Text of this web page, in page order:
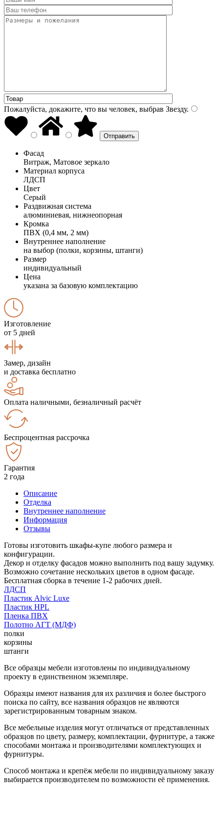
Пожалуйста, докажите, что вы человек, выбрав Звезду.
Фасад
Витраж, Матовое зеркало
Материал корпуса
ЛДСП
Цвет
Серый
Раздвижная система
алюминиевая, нижнеопорная
Кромка
ПВХ (0,4 мм, 2 мм)
Внутреннее наполнение
на выбор (полки, корзины, штанги)
Размер
индивидуальный
Цена
указана за базовую комплектацию
Изготовление
от 5 дней
Замер, дизайн
и доставка бесплатно
Оплата наличными, безналичный расчёт
Беспроцентная рассрочка
Гарантия
2 года
Описание
Отделка
Внутреннее наполнение
Информация
Отзывы
Готовы изготовить шкафы-купе любого размера и
конфигурации.
Декор и отделку фасадов можно выполнить под вашу задумку.
Возможно сочетание нескольких цветов в одном фасаде.
Бесплатная сборка в течение 1-2 рабочих дней.
ЛДСП
Пластик Alvic Luxe
Пластик HPL
Пленка ПВХ
Полотно АГТ (МДФ)
полки
корзины
штанги
Все образцы мебели изготовлены по индивидуальному
проекту в единственном экземпляре.
Образцы имеют названия для их различия и более быстрого
поиска по сайту, все названия образцов не являются
зарегистрированным товарным знаком.
Все мебельные изделия могут отличаться от представленных
образцов по цвету, размеру, комплектации, фурнитуре, а также
способами монтажа и производителями комплектующих и
фурнитуры.
Способ монтажа и крепёж мебели по индивидуальному заказу
выбирается производителем по возможности её применения.